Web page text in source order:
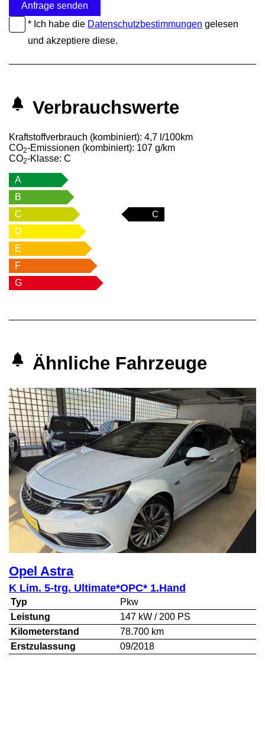
Anfrage senden
* Ich habe die Datenschutzbestimmungen gelesen
und akzeptiere diese.
Verbrauchswerte
Kraftstoffverbrauch (kombiniert): 4,7 l/100km
CO2-Emissionen (kombiniert): 107 g/km
CO2-Klasse: C
A
B
C
C
D
E
F
G
Ähnliche Fahrzeuge
Opel Astra
K Lim. 5-trg. Ultimate*OPC* 1.Hand
Typ
Pkw
Leistung
147 kW / 200 PS
Kilometerstand
78.700 km
Erstzulassung
09/2018